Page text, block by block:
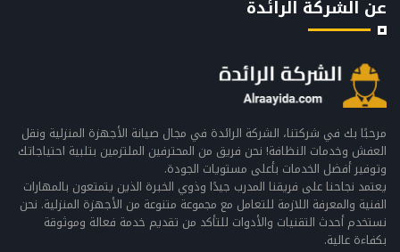
عن الشركة الرائدة
مرحبًا بك في شركتنا، الشركة الرائدة في مجال صيانة الأجهزة المنزلية ونقل
العفش وخدمات النظافة! نحن فريق من المحترفين الملتزمين بتلبية احتياجاتك
وتوفير أفضل الخدمات بأعلى مستويات الجودة.
يعتمد نجاحنا على فريقنا المدرب جيدًا وذوي الخبرة الذين يتمتعون بالمهارات
الفنية والمعرفة اللازمة للتعامل مع مجموعة متنوعة من الأجهزة المنزلية. نحن
نستخدم أحدث التقنيات والأدوات للتأكد من تقديم خدمة فعالة وموثوقة
بكفاءة عالية.